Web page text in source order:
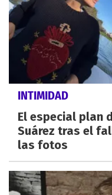
INTIMIDAD
El especial plan
Suárez tras el
las fotos